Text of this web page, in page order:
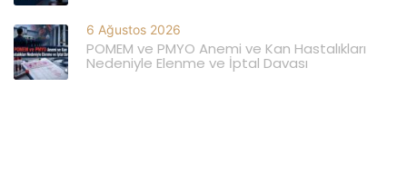
6 Ağustos 2026
POMEM ve PMYO Anemi ve Kan Hastalıkları
Nedeniyle Elenme ve İptal Davası